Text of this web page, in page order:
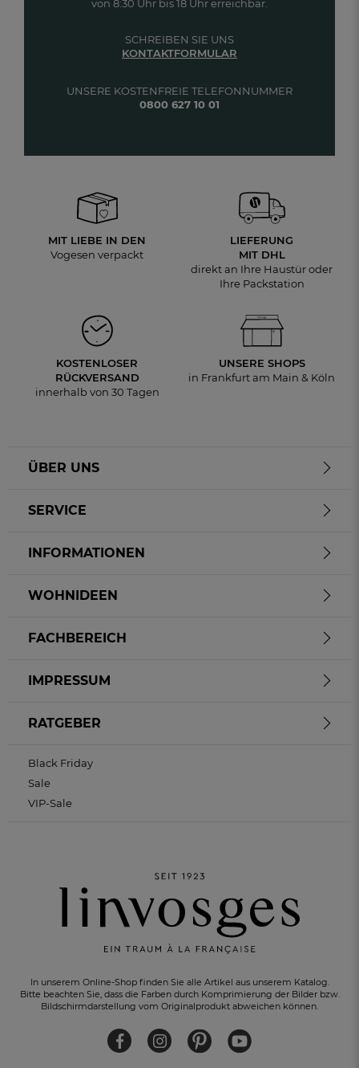
von 8:30 Uhr bis 18 Uhr erreichbar.
UNSERE KOSTENFREIE TELEFONNUMMER
0800 627 10 01
SCHREIBEN SIE UNS
KONTAKTFORMULAR
MIT LIEBE IN DEN
Vogesen verpackt
LIEFERUNG
MIT DHL
direkt an Ihre Haustür oder
Ihre Packstation
KOSTENLOSER
RÜCKVERSAND
innerhalb von 30 Tagen
UNSERE SHOPS
in Frankfurt am Main & Köln
In unserem Online-Shop finden Sie alle Artikel aus unserem Katalog.
Bitte beachten Sie, dass die Farben durch Komprimierung der Bilder bzw.
Bildschirmdarstellung vom Originalprodukt abweichen können.
ÜBER UNS
SERVICE
INFORMATIONEN
WOHNIDEEN
FACHBEREICH
IMPRESSUM
RATGEBER
Black Friday
Sale
VIP-Sale